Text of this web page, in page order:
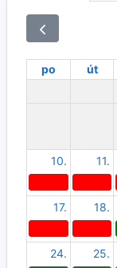
po út
10. 11.
17. 18.
24. 25.